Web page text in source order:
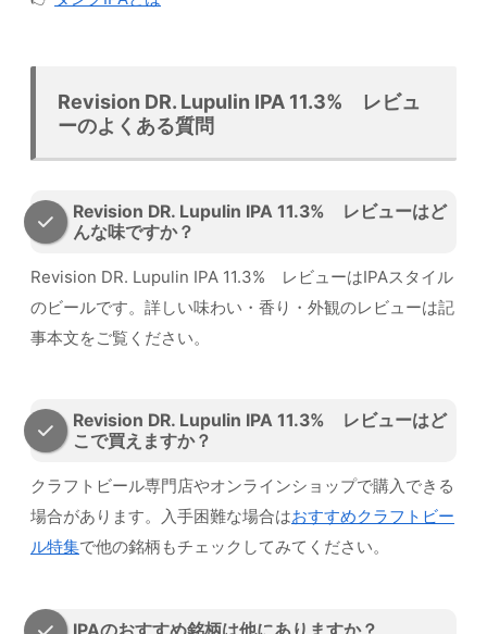
Revision DR. Lupulin IPA 11.3% レビュ
ーのよくある質問
Revision DR. Lupulin IPA 11.3% レビューはど
んな味ですか？
Revision DR. Lupulin IPA 11.3% レビューはIPAスタイル
のビールです。詳しい味わい・香り・外観のレビューは記
事本文をご覧ください。
Revision DR. Lupulin IPA 11.3% レビューはど
こで買えますか？
クラフトビール専門店やオンラインショップで購入できる
場合があります。入手困難な場合はおすすめクラフトビー
ル特集で他の銘柄もチェックしてみてください。